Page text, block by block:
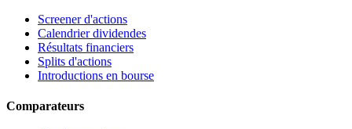
Screener d'actions
Calendrier dividendes
Résultats financiers
Splits d'actions
Introductions en bourse
Comparateurs